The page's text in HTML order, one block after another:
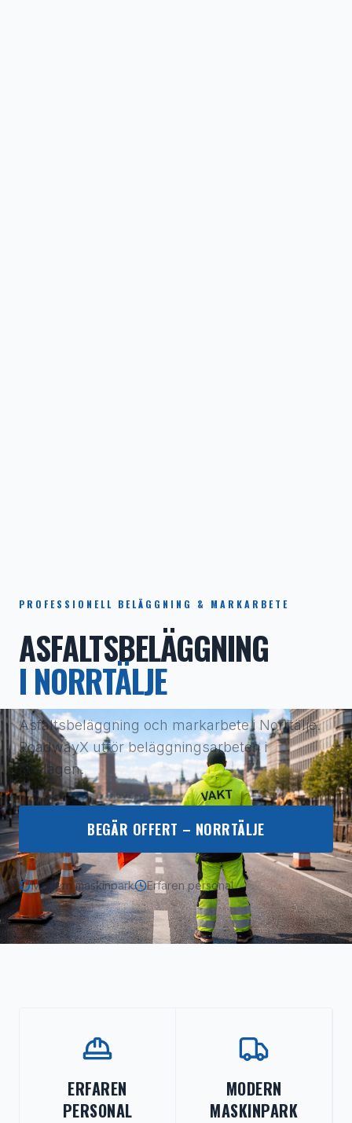
PROFESSIONELL BELÄGGNING & MARKARBETE
ASFALTSBELÄGGNING
I NORRTÄLJE
Asfaltsbeläggning och markarbete i Norrtälje.
RoadwayX utför beläggningsarbeten i
Roslagen.
BEGÄR OFFERT – NORRTÄLJE
Modern maskinpark Erfaren personal
ERFAREN
PERSONAL
MODERN
MASKINPARK